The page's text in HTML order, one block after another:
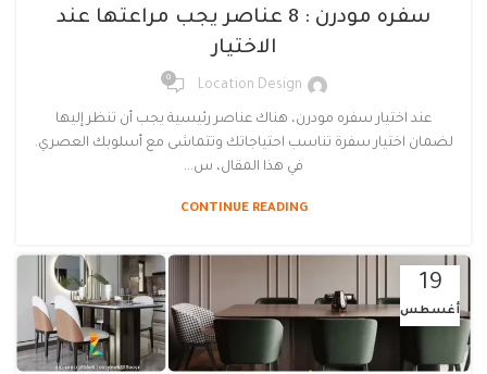
سفره مودرن : 8 عناصر يجب مراعتها عند
الاختيار
Location Design
0
عند اختيار سفره مودرن، هناك عناصر رئيسية يجب أن تنظر إليها
لضمان اختيار سفرة تناسب احتياجاتك وتتماشى مع أسلوبك العصري.
في هذا المقال، س...
CONTINUE READING
19
أغسطس